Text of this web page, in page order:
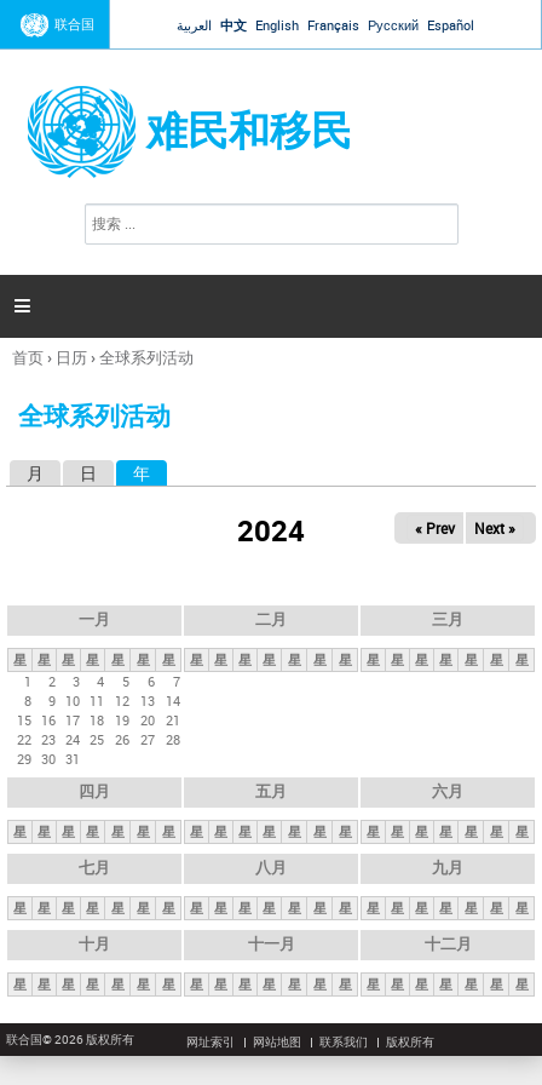
Jump to navigation
联合国 العربية 中文 English Français Русский Español
难民和移民
搜
索

你
这
首页› 日历›全球系列活动
全球系列活动
月 日 年
2024 « Prev Next »
一月
星 星 星 星 星 星
星
1
2 3 4 5 6
7
8
9 10 11 12 13
14
15 16 17 18 19 20 21
22 23 24 25 26 27 28
29 30 31
二月
星 星 星 星 星 星 星
三月
星 星 星 星 星 星 星
四月
星 星 星 星 星 星 星
五月
星 星 星 星 星 星 星
六月
星 星 星 星 星 星 星
七月
星 星 星 星 星 星 星
八月
星 星 星 星 星 星 星
九月
星 星 星 星 星 星 星
十月
星 星 星 星 星 星 星
十一月
星 星 星 星 星 星 星
十二月
星 星 星 星 星 星 星
联合国© 2026 版权所有 网址索引 网站地图 联系我们 版权所有